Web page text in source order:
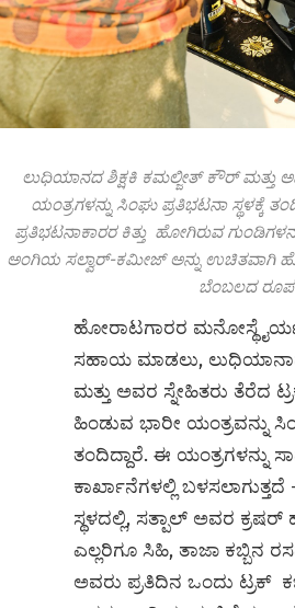
ಲುಧಿಯಾನದ ಶಿಕ್ಷಕಿ ಕಮಲ್ಜೀತ್ ಕೌರ್ ಮತ್ತು
ಯಂತ್ರಗಳನ್ನು ಸಿಂಘು ಪ್ರತಿಭಟನಾ ಸ್ಥಳಕ್ಕೆ
ಪ್ರತಿಭಟನಾಕಾರರ ಕಿತ್ತು ಹೋಗಿರುವ
ಅಂಗಿಯ ಸಲ್ವಾರ್-ಕಮೀಜ್ ಅನ್ನು ಉಚಿತವಾಗಿ
ಬೆಂಬಲದ ರೂಪ
ಹೋರಾಟಗಾರರ
ಸಹಾಯ ಮಾಡಲು,
ಮತ್ತು ಅವರ ಸ್ನೇಹಿತರು ತೆರೆದ
ಹಿಂಡುವ ಭಾರೀ ಯಂತ್ರವನ್ನು
ತಂದಿದ್ದಾರೆ. ಈ ಯಂತ್ರಗಳನ್ನು
ಕಾರ್ಖಾನೆಗಳಲ್ಲಿ
ಸ್ಥಳದಲ್ಲಿ, ಸತ್ಪಾಲ್ ಅವರ
ಎಲ್ಲರಿಗೂ ಸಿಹಿ, ತಾಜಾ ಕಬ್ಬಿನ
ಅವರು ಪ್ರತಿದಿನ ಒಂದು ಟ್ರಕ್